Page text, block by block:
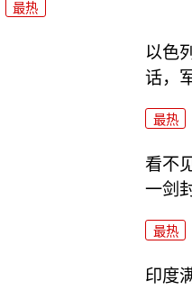
最热
以色
话，
最热
看不
一剑
最热
印度